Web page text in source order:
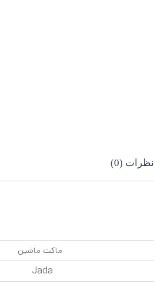
نظرات (0)
ماکت ماشین
Jada